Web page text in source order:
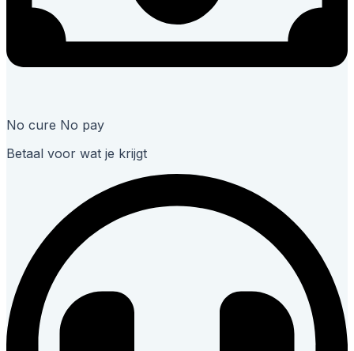
No cure No pay
Betaal voor wat je krijgt